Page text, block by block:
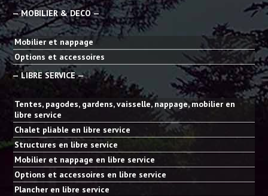
— MOBILIER & DECO —
Mobilier et nappage
Options et accessoires
— LIBRE SERVICE —
Tentes, pagodes, gardens, vaisselle, nappage, mobilier en
libre service
Chalet pliable en libre service
Structures en libre service
Mobilier et nappage en libre service
Options et accessoires en libre service
Plancher en libre service